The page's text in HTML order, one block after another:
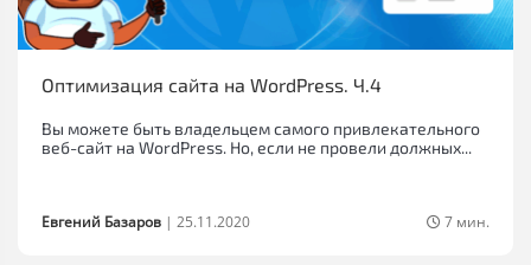
Оптимизация сайта на WordPress. Ч.4
Вы можете быть владельцем самого привлекательного
веб-сайт на WordPress. Но, если не провели должных...
Евгений Базаров | 25.11.2020 7 мин.